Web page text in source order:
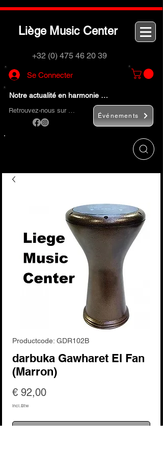
Liège M usic Center
+32 (0) 475 46 20 39
Se Connecter
Notre actualité en harmonie …
Retrouvez-nous sur …
Événements
Productcode: GDR102B
darbuka Gawharet El Fan
(Marron)
€ 92,00Prijs
incl.Btw